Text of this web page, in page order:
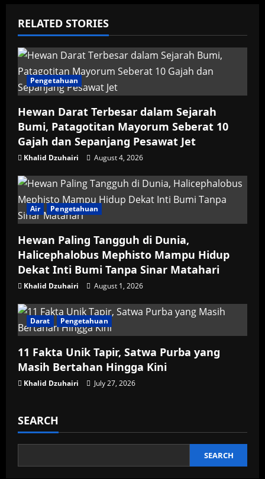
v
i
g
a
t
i
o
n
RELATED STORIES
Pengetahuan
Hewan Darat Terbesar dalam Sejarah
Bumi, Patagotitan Mayorum Seberat 10
Gajah dan Sepanjang Pesawat Jet
Khalid Dzuhairi August 4, 2026
Air Pengetahuan
Hewan Paling Tangguh di Dunia,
Halicephalobus Mephisto Mampu Hidup
Dekat Inti Bumi Tanpa Sinar Matahari
Khalid Dzuhairi August 1, 2026
Darat Pengetahuan
11 Fakta Unik Tapir, Satwa Purba yang
Masih Bertahan Hingga Kini
Khalid Dzuhairi July 27, 2026
SEARCH
SEARCH